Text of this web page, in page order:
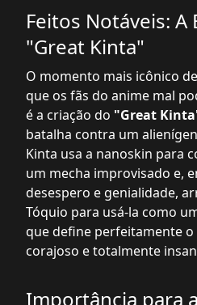
Feitos Notáveis: A
"Great Kinta"
O momento mais icônico
que os fãs do anime mal
é a criação do "Great
batalha contra um
Kinta usa a nanoskin para
um mecha improvisado e,
desespero e genialidade,
Tóquio para usá-la como
que define perfeitamente
corajoso e totalmente
Importância para